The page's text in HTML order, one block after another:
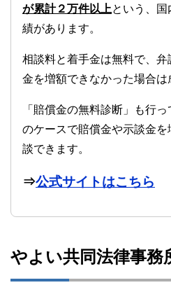
が累計２万件以上という、
績があります。
相談料と着手金は無料で、
金を増額できなかった場合は
「賠償金の無料診断」も行
のケースで賠償金や示談金
談できます。
⇒公式サイトはこちら
やよい共同法律事